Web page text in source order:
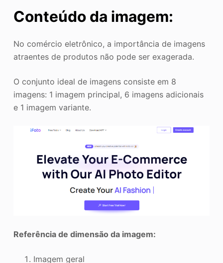
Conteúdo da imagem:
No comércio eletrônico, a importância de imagens
atraentes de produtos não pode ser exagerada.
O conjunto ideal de imagens consiste em 8
imagens: 1 imagem principal, 6 imagens adicionais
e 1 imagem variante.
Referência de dimensão da imagem:
Imagem geral